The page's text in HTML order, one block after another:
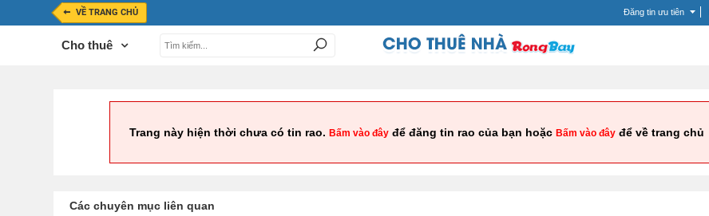
VỀ TRANG CHỦ Đăng tin ưu tiên
Cho thuê
Trang này hiện thời chưa có tin rao. Bấm vào đây để đăng tin rao của bạn hoặc Bấm vào đây để về trang chủ
Các chuyên mục liên quan